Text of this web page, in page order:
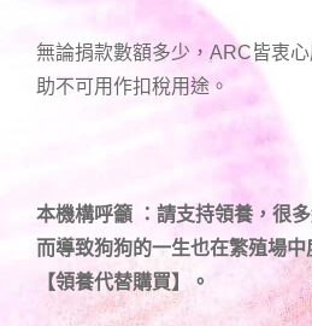
無論捐款數額多少，ARC皆衷
助不可用作扣稅用途。
本機構呼籲 ：請支持領養，很
而導致狗狗的一生也在繁殖場
【領養代替購買】。